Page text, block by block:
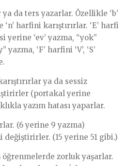
da ters yazarlar. Özellikle ‘b’
ve ‘n’ harfini karıştırırlar. ‘E’ harfi
yerine ‘ev’ yazma, “yok”
‘F’ harfini ‘V’, ‘S’
ya da sessiz
(portakal yerine
yazım hatası yaparlar.
(6 yerine 9 yazma)
değiştirirler. (15 yerine 51 gibi.)
zorluk yaşarlar.